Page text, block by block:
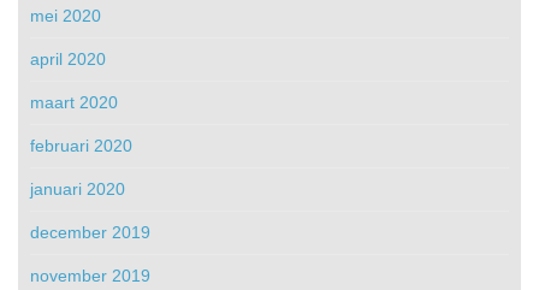
mei 2020
april 2020
maart 2020
februari 2020
januari 2020
december 2019
november 2019